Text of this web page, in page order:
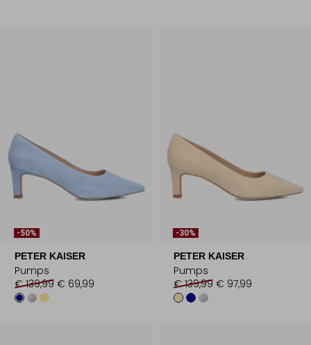
-50%
PETER KAISER
Pumps
€ 139,99 € 69,99
-30%
PETER KAISER
Pumps
€ 139,99 € 97,99